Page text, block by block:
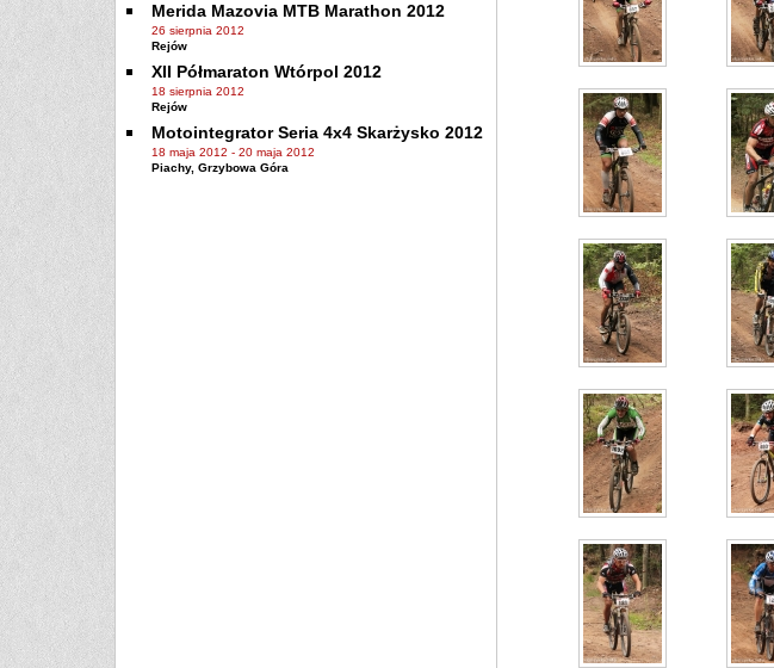
Merida Mazovia MTB Marathon 2012
26 sierpnia 2012
Rejów
XII Półmaraton Wtórpol 2012
18 sierpnia 2012
Rejów
Motointegrator Seria 4x4 Skarżysko 2012
18 maja 2012 - 20 maja 2012
Piachy, Grzybowa Góra